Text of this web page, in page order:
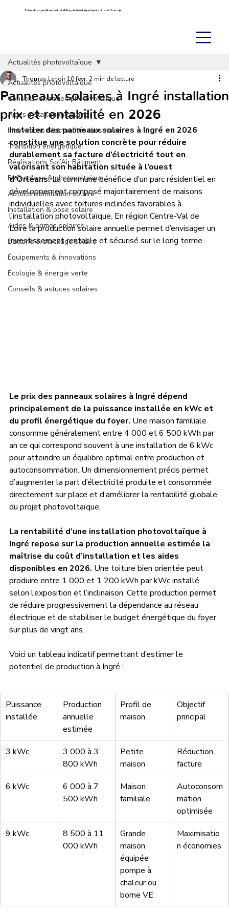
Entreprise spécialisée en installation photovoltaïque depuis plus de 10 ans ☀️
Actualités photovoltaïque
Conseils, entretien photovoltaïque
Aides installation solaire
Innovations & actualités du solaire
Transition énergétique
Réalisations Sol’Air Bâtiment
FAQ solaire & photovoltaïque
Autoconsommation solaire
Installation & pose solaire
Aides & primes solaires
Batterie & stockage solaire
Équipements & innovations
Écologie & énergie verte
Conseils & astuces solaires
Actualités photovoltaïque
Panneaux solaires à Ingré installation
prix et rentabilité en 2026
Thomas Lenoir 10 févr. 2 min de lecture
Installer des panneaux solaires à Ingré en 2026
constitue une solution concrète pour réduire
durablement sa facture d’électricité tout en
valorisant son habitation située à l’ouest
d’Orléans. La commune bénéficie d’un parc résidentiel en
développement composé majoritairement de maisons
individuelles avec toitures inclinées favorables à
l’installation photovoltaïque. En région Centre-Val de
Loire la production solaire annuelle permet d’envisager un
investissement rentable et sécurisé sur le long terme.
Le prix des panneaux solaires à Ingré dépend
principalement de la puissance installée en kWc et
du profil énergétique du foyer. Une maison familiale
consomme généralement entre 4 000 et 6 500 kWh par
an ce qui correspond souvent à une installation de 6 kWc
pour atteindre un équilibre optimal entre production et
autoconsommation. Un dimensionnement précis permet
d’augmenter la part d’électricité produite et consommée
directement sur place et d’améliorer la rentabilité globale
du projet photovoltaïque.
La rentabilité d’une installation photovoltaïque à
Ingré repose sur la production annuelle estimée la
maîtrise du coût d’installation et les aides
disponibles en 2026. Une toiture bien orientée peut
produire entre 1 000 et 1 200 kWh par kWc installé
selon l’exposition et l’inclinaison. Cette production permet
de réduire progressivement la dépendance au réseau
électrique et de stabiliser le budget énergétique du foyer
sur plus de vingt ans.
Voici un tableau indicatif permettant d’estimer le
potentiel de production à Ingré :
Puissance
installée
Production
annuelle
estimée
Profil de
maison
Objectif
principal
3 kWc
3 000 à 3
800 kWh
Petite
maison
Réduction
facture
6 kWc
6 000 à 7
500 kWh
Maison
familiale
Autoconsom
mation
optimisée
9 kWc
8 500 à 11
000 kWh
Grande
maison
équipée
pompe à
chaleur ou
borne VE
Maximisatio
n économies